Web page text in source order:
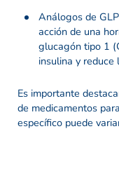
Análogos de
acción de una
glucagón tipo 1
insulina y reduce
Es importante
de medicamentos
específico puede